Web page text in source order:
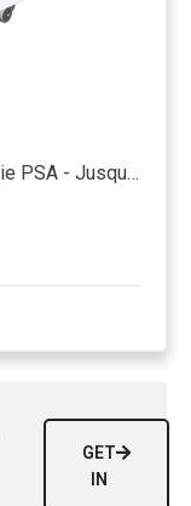
Haute pureté sans HCS - Technologie PSA - Jusqu'à 5 L/min
GET
IN